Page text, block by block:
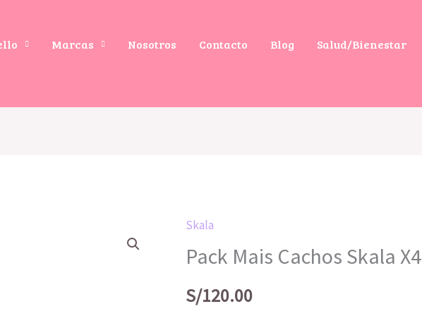
Marcas Nosotros Contacto Blog
Salud/Bienestar
Skala
Pack Mais Cachos Skala X4
S/120.00